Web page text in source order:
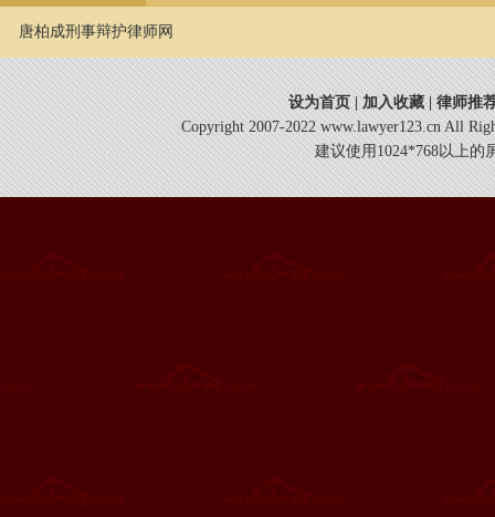
唐柏成刑事辩护律师网
设为首页 加入收藏
律师推
Copyright 2007-2022 www.lawyer123.cn All
建议使用1024*768以上的